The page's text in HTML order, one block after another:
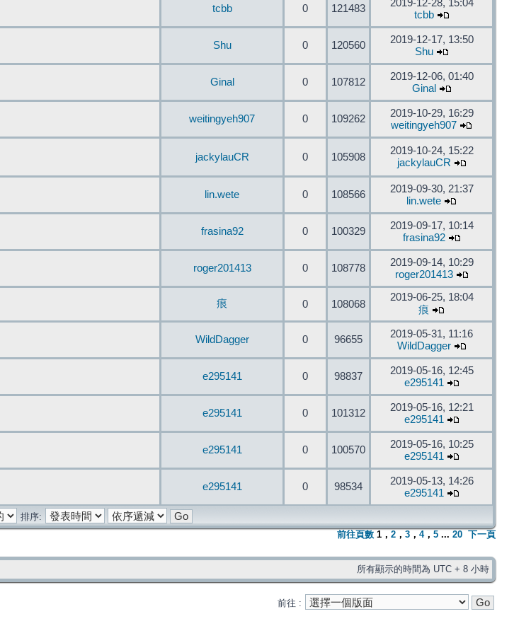
tcbb 0 121483
2019-12-28, 15:04
tcbb
Shu 0 120560
2019-12-17, 13:50
Shu
Ginal 0 107812
2019-12-06, 01:40
Ginal
weitingyeh907 0 109262
2019-10-29, 16:29
weitingyeh907
jackylauCR 0 105908
2019-10-24, 15:22
jackylauCR
lin.wete 0 108566
2019-09-30, 21:37
lin.wete
frasina92 0 100329
2019-09-17, 10:14
frasina92
roger201413 0 108778
2019-09-14, 10:29
roger201413
痕 0 108068
2019-06-25, 18:04
痕
WildDagger 0 96655
2019-05-31, 11:16
WildDagger
e295141 0 98837
2019-05-16, 12:45
e295141
e295141 0 101312
2019-05-16, 12:21
e295141
e295141 0 100570
2019-05-16, 10:25
e295141
e295141 0 98534
2019-05-13, 14:26
e295141
排序:
前往頁數 1 ， 2 ， 3 ， 4， 5 ... 20 下一頁
所有顯示的時間為 UTC + 8 小時
前往 :